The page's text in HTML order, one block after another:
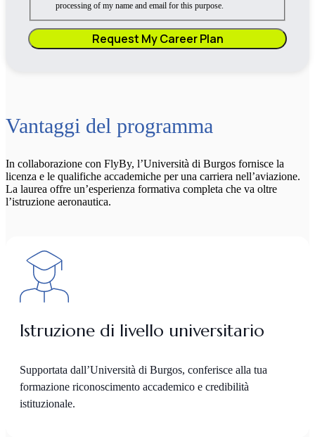
Vantaggi del programma
In collaborazione con FlyBy, l’Università di Burgos fornisce la
licenza e le qualifiche accademiche per una carriera nell’aviazione.
La laurea offre un’esperienza formativa completa che va oltre
l’istruzione aeronautica.
Istruzione di livello universitario
Supportata dall’Università di Burgos, conferisce alla tua
formazione riconoscimento accademico e credibilità
istituzionale.
processing of my name and email for this purpose.